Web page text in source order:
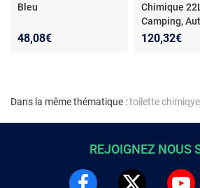
Bleu
48,08€
Chimique
Camping,
Caravane
120,32€
Dans la même thématique :toilette chimiqye
REJOIGNEZ NOUS